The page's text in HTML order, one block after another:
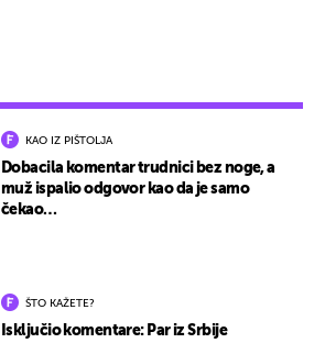
KAO IZ PIŠTOLJA
Dobacila komentar trudnici bez noge, a
muž ispalio odgovor kao da je samo
čekao…
ŠTO KAŽETE?
Isključio komentare: Par iz Srbije